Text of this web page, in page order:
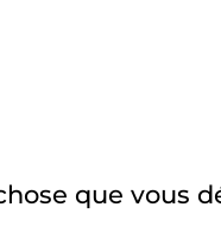
que vous